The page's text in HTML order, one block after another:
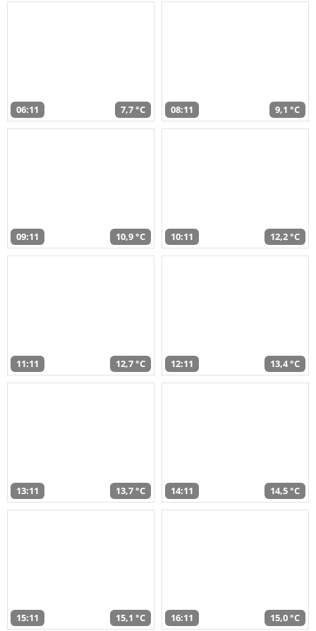
06:11 7,7 °C 08:11 9,1 °C
09:11 10,9 °C 10:11 12,2 °C
11:11 12,7 °C 12:11 13,4 °C
13:11 13,7 °C 14:11 14,5 °C
15:11 15,1 °C 16:11 15,0 °C